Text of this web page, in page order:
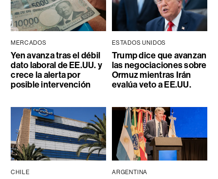
MERCADOS
Yen avanza tras el débil
dato laboral de EE.UU. y
crece la alerta por
posible intervención
ESTADOS UNIDOS
Trump dice que avanzan
las negociaciones sobre
Ormuz mientras Irán
evalúa veto a EE.UU.
CHILE ARGENTINA